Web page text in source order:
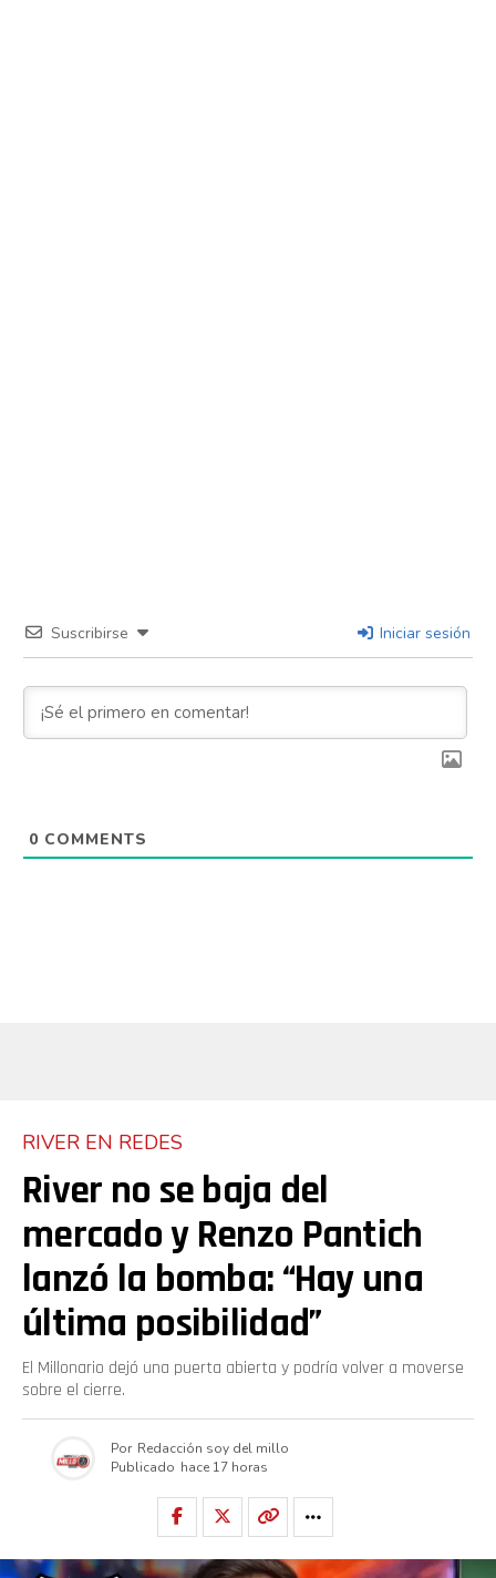
Suscribirse Iniciar sesión
0 COMMENTS
RIVER EN REDES
River no se baja del
mercado y Renzo Pantich
lanzó la bomba: “Hay una
última posibilidad”
El Millonario dejó una puerta abierta y podría volver a moverse
sobre el cierre.
Por Redacción soy del millo
Publicado hace 17 horas